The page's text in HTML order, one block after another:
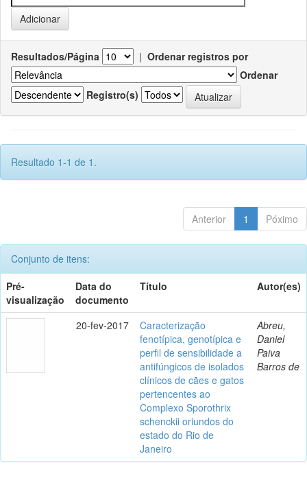
Resultados/Página | Ordenar registros por
Ordenar
Registro(s)
Resultado 1-1 de 1.
Anterior 1 Póximo
Conjunto de itens:
Pré-
visualização
Data do
documento
Título Autor(es)
20-fev-2017
Caracterização
fenotípica, genotípica e
perfil de sensibilidade a
antifúngicos de isolados
clínicos de cães e gatos
pertencentes ao
Complexo Sporothrix
schenckii oriundos do
estado do Rio de
Janeiro
Abreu,
Daniel
Paiva
Barros de